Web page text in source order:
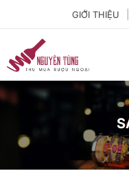
GIỚI THIỆU